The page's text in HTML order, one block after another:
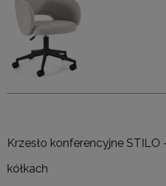
Krzesło konferencyjne STILO
kółkach